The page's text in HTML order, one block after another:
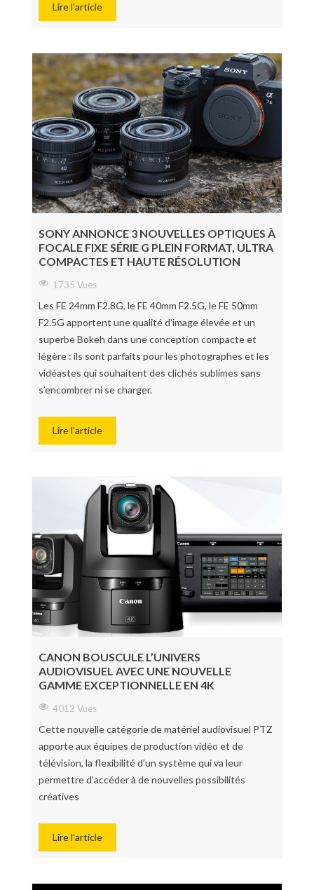
Lire l'article
SONY ANNONCE 3 NOUVELLES OPTIQUES À
FOCALE FIXE SÉRIE G PLEIN FORMAT, ULTRA
COMPACTES ET HAUTE RÉSOLUTION
1735 Vues
Les FE 24mm F2.8G, le FE 40mm F2.5G, le FE 50mm
F2.5G apportent une qualité d’image élevée et un
superbe Bokeh dans une conception compacte et
légère : ils sont parfaits pour les photographes et les
vidéastes qui souhaitent des clichés sublimes sans
s’encombrer ni se charger.
Lire l'article
CANON BOUSCULE L’UNIVERS
AUDIOVISUEL AVEC UNE NOUVELLE
GAMME EXCEPTIONNELLE EN 4K
4012 Vues
Cette nouvelle catégorie de matériel audiovisuel PTZ
apporte aux équipes de production vidéo et de
télévision, la flexibilité d’un système qui va leur
permettre d’accéder à de nouvelles possibilités
créatives
Lire l'article